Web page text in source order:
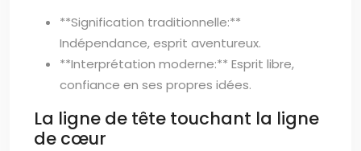
**Signification traditionnelle:**
Indépendance, esprit aventureux.
**Interprétation moderne:** Esprit libre,
confiance en ses propres idées.
La ligne de tête touchant la ligne
de cœur